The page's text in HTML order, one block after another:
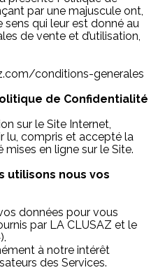
par une majuscule ont,
qui leur est donné au
de vente et d’utilisation,
conditions-generales
de Confidentialité
sur le Site Internet,
lu, compris et accepté la
en ligne sur le Site.
utilisons nous vos
données pour vous
par LA CLUSAZ et le
à notre intérêt
des Services.